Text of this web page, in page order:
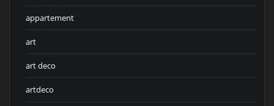
appartement
art
art deco
artdeco